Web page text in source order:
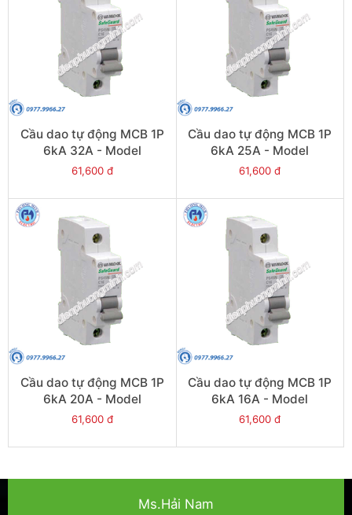
Cầu dao tự động MCB 1P
6kA 32A - Model
PS45S/C1032
61,600 đ
Cầu dao tự động MCB 1P
6kA 25A - Model
PS45S/C1025
61,600 đ
Cầu dao tự động MCB 1P
6kA 20A - Model
PS45S/C1020
61,600 đ
Cầu dao tự động MCB 1P
6kA 16A - Model
PS45S/C1016
61,600 đ
Ms.Hải Nam